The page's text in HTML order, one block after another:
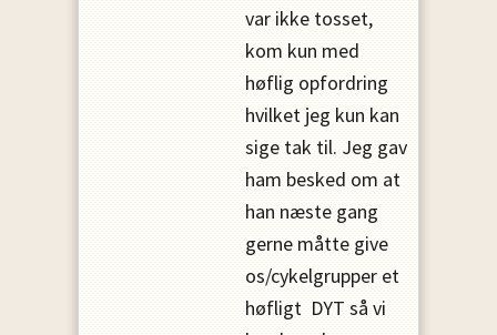
var ikke tosset,
kom kun med
høflig opfordring
hvilket jeg kun kan
sige tak til. Jeg gav
ham besked om at
han næste gang
gerne måtte give
os/cykelgrupper et
høfligt DYT så vi